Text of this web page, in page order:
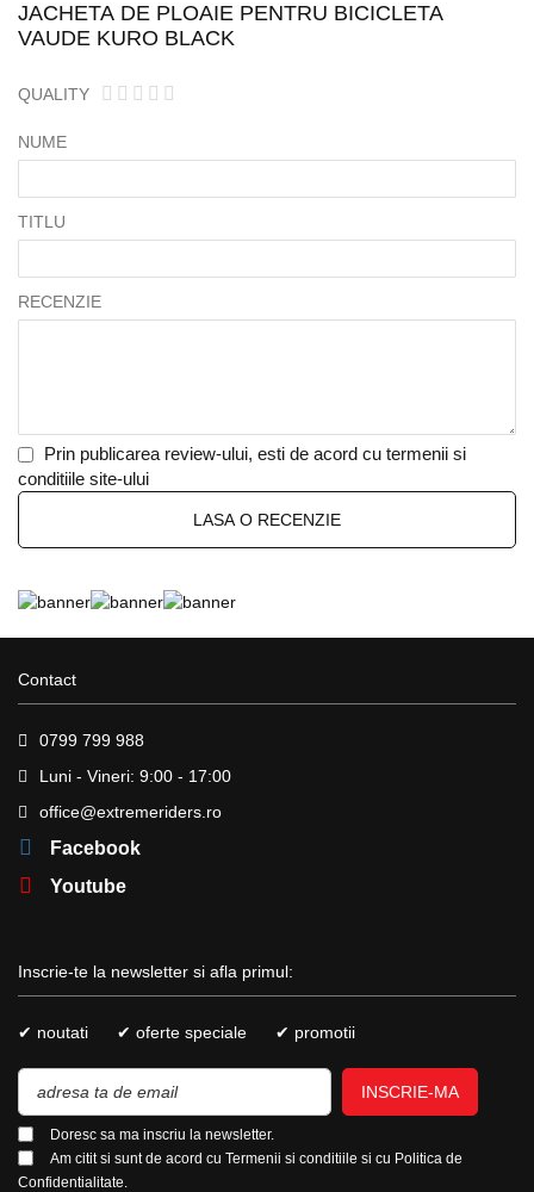
JACHETA DE PLOAIE PENTRU BICICLETA
VAUDE KURO BLACK
QUALITY
NUME
TITLU
RECENZIE
Prin publicarea review-ului, esti de acord cu termenii si
conditiile site-ului
LASA O RECENZIE
Contact
0799 799 988
Luni - Vineri: 9:00 - 17:00
office@extremeriders.ro
Facebook
Youtube
Inscrie-te la newsletter si afla primul:
✔ noutati ✔ oferte speciale ✔ promotii
INSCRIE-MA
Doresc sa ma inscriu la newsletter.
Am citit si sunt de acord cu Termenii si conditiile si cu Politica de
Confidentialitate.